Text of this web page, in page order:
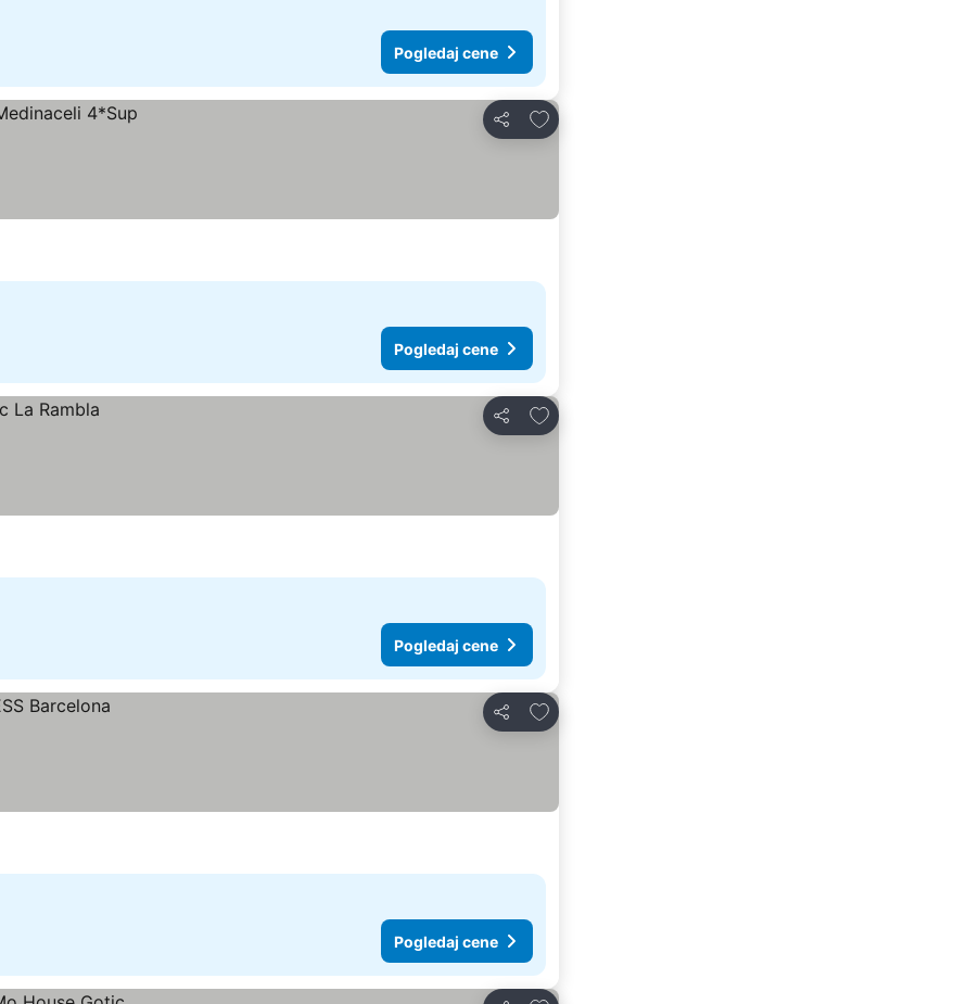
Pogledaj cene
Deli
Dodati u favorite
Pogledaj cene
Deli
Dodati u favorite
Pogledaj cene
Deli
Dodati u favorite
Pogledaj cene